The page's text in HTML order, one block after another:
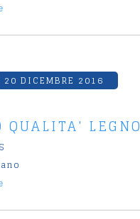
20 DICEMBRE 2016
QUALITA' LEGNO